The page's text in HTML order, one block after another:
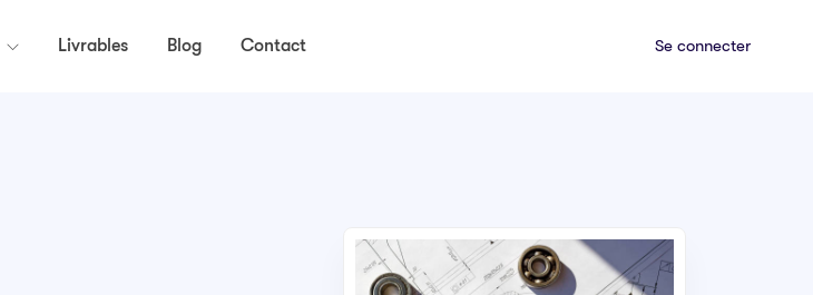
Livrables Blog Contact Se connecter